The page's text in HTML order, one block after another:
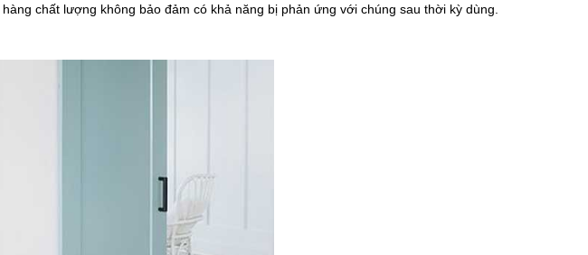
chất lượng không bảo đảm có khả năng bị phản ứng với chúng sau thời kỳ dùng.